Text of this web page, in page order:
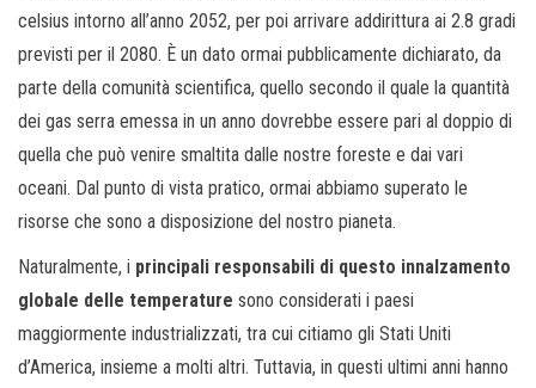
celsius intorno all’anno 2052, per poi arrivare addirittura ai 2.8 gradi
previsti per il 2080. È un dato ormai pubblicamente dichiarato, da
parte della comunità scientifica, quello secondo il quale la quantità
dei gas serra emessa in un anno dovrebbe essere pari al doppio di
quella che può venire smaltita dalle nostre foreste e dai vari
oceani. Dal punto di vista pratico, ormai abbiamo superato le
risorse che sono a disposizione del nostro pianeta.
Naturalmente, i principali responsabili di questo innalzamento
globale delle temperature sono considerati i paesi
maggiormente industrializzati, tra cui citiamo gli Stati Uniti
d’America, insieme a molti altri. Tuttavia, in questi ultimi anni hanno